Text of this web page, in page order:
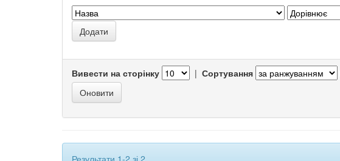
Вивести на сторінку | Сортування